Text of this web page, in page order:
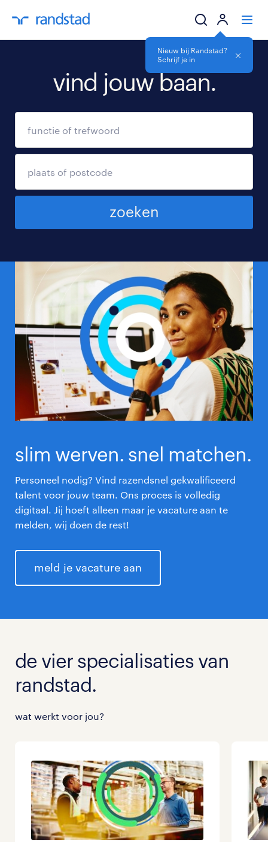
ik zoek een
Nieuw bij Randstad?
Schrijf je in
vind jouw baan.
zoeken
slim werven. snel matchen.
Personeel nodig? Vind razendsnel gekwalificeerd
talent voor jouw team. Ons proces is volledig
digitaal. Jij hoeft alleen maar je vacature aan te
melden, wij doen de rest!
meld je vacature aan
de vier specialisaties van
randstad.
wat werkt voor jou?